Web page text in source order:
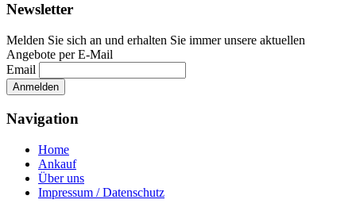
Newsletter
Melden Sie sich an und erhalten Sie immer unsere aktuellen
Angebote per E-Mail
Email
Navigation
Home
Ankauf
Über uns
Impressum / Datenschutz